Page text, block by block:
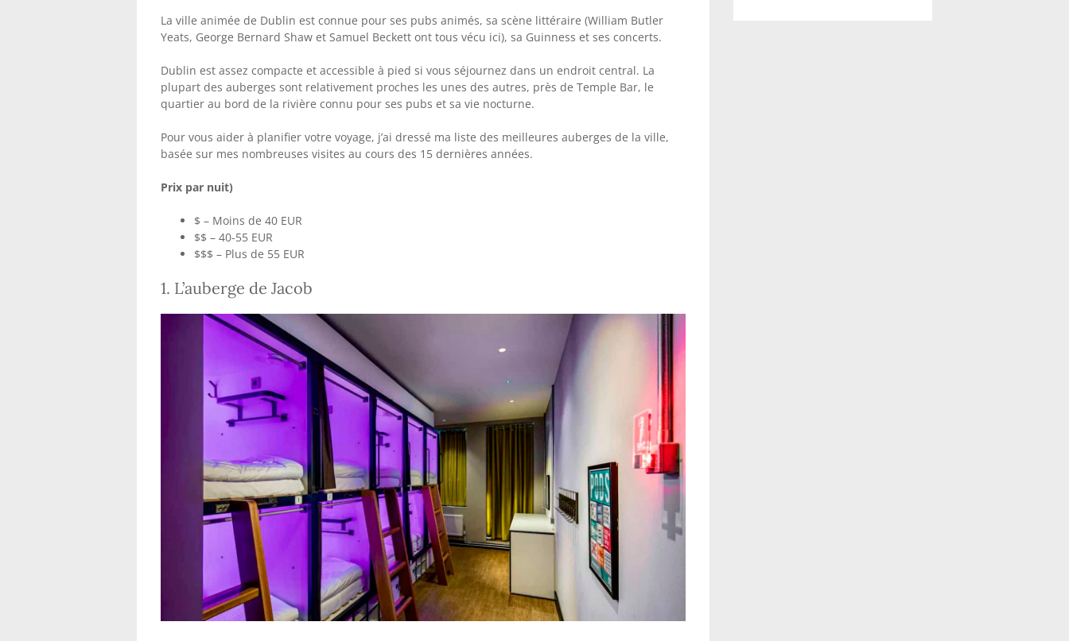
La ville animée de Dublin est connue pour ses pubs animés, sa scène littéraire (William Butler
Yeats, George Bernard Shaw et Samuel Beckett ont tous vécu ici), sa Guinness et ses concerts.
Dublin est assez compacte et accessible à pied si vous séjournez dans un endroit central. La
plupart des auberges sont relativement proches les unes des autres, près de Temple Bar, le
quartier au bord de la rivière connu pour ses pubs et sa vie nocturne.
Pour vous aider à planifier votre voyage, j’ai dressé ma liste des meilleures auberges de la ville,
basée sur mes nombreuses visites au cours des 15 dernières années.
Prix ​​par nuit)
$ – Moins de 40 EUR
$$ – 40-55 EUR
$$$ – Plus de 55 EUR
1. L’auberge de Jacob